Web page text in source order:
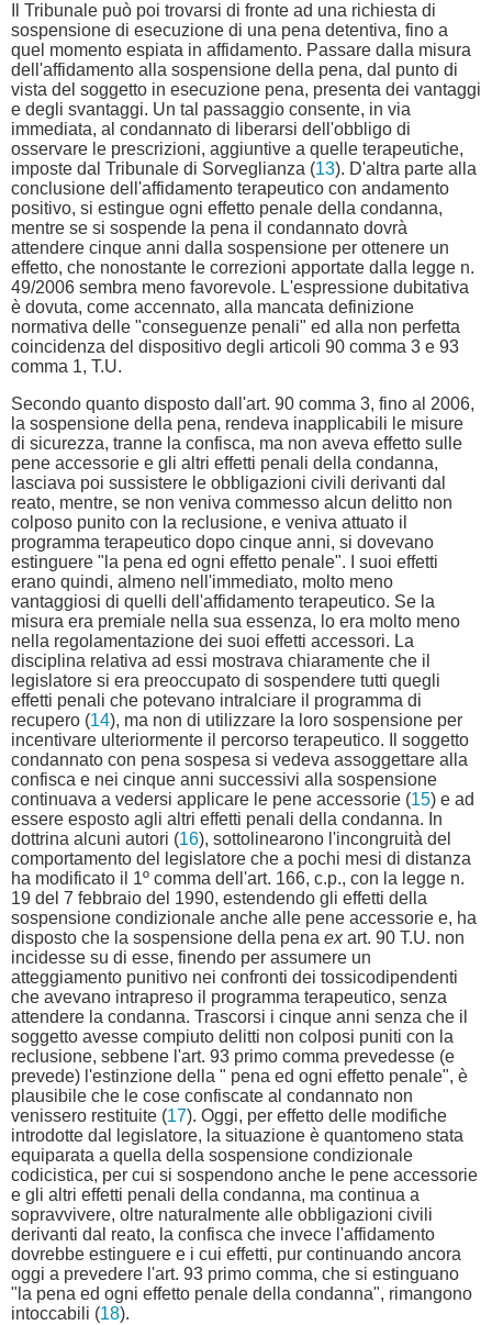
Il Tribunale può poi trovarsi di fronte ad una richiesta di
sospensione di esecuzione di una pena detentiva, fino a
quel momento espiata in affidamento. Passare dalla misura
dell'affidamento alla sospensione della pena, dal punto di
vista del soggetto in esecuzione pena, presenta dei vantaggi
e degli svantaggi. Un tal passaggio consente, in via
immediata, al condannato di liberarsi dell'obbligo di
osservare le prescrizioni, aggiuntive a quelle terapeutiche,
imposte dal Tribunale di Sorveglianza (13). D'altra parte alla
conclusione dell'affidamento terapeutico con andamento
positivo, si estingue ogni effetto penale della condanna,
mentre se si sospende la pena il condannato dovrà
attendere cinque anni dalla sospensione per ottenere un
effetto, che nonostante le correzioni apportate dalla legge n.
49/2006 sembra meno favorevole. L'espressione dubitativa
è dovuta, come accennato, alla mancata definizione
normativa delle "conseguenze penali" ed alla non perfetta
coincidenza del dispositivo degli articoli 90 comma 3 e 93
comma 1, T.U.
Secondo quanto disposto dall'art. 90 comma 3, fino al 2006,
la sospensione della pena, rendeva inapplicabili le misure
di sicurezza, tranne la confisca, ma non aveva effetto sulle
pene accessorie e gli altri effetti penali della condanna,
lasciava poi sussistere le obbligazioni civili derivanti dal
reato, mentre, se non veniva commesso alcun delitto non
colposo punito con la reclusione, e veniva attuato il
programma terapeutico dopo cinque anni, si dovevano
estinguere "la pena ed ogni effetto penale". I suoi effetti
erano quindi, almeno nell'immediato, molto meno
vantaggiosi di quelli dell'affidamento terapeutico. Se la
misura era premiale nella sua essenza, lo era molto meno
nella regolamentazione dei suoi effetti accessori. La
disciplina relativa ad essi mostrava chiaramente che il
legislatore si era preoccupato di sospendere tutti quegli
effetti penali che potevano intralciare il programma di
recupero (14), ma non di utilizzare la loro sospensione per
incentivare ulteriormente il percorso terapeutico. Il soggetto
condannato con pena sospesa si vedeva assoggettare alla
confisca e nei cinque anni successivi alla sospensione
continuava a vedersi applicare le pene accessorie (15) e ad
essere esposto agli altri effetti penali della condanna. In
dottrina alcuni autori (16), sottolinearono l'incongruità del
comportamento del legislatore che a pochi mesi di distanza
ha modificato il 1º comma dell'art. 166, c.p., con la legge n.
19 del 7 febbraio del 1990, estendendo gli effetti della
sospensione condizionale anche alle pene accessorie e, ha
disposto che la sospensione della pena exart. 90 T.U. non
incidesse su di esse, finendo per assumere un
atteggiamento punitivo nei confronti dei tossicodipendenti
che avevano intrapreso il programma terapeutico, senza
attendere la condanna. Trascorsi i cinque anni senza che il
soggetto avesse compiuto delitti non colposi puniti con la
reclusione, sebbene l'art. 93 primo comma prevedesse (e
prevede) l'estinzione della " pena ed ogni effetto penale", è
plausibile che le cose confiscate al condannato non
venissero restituite (17). Oggi, per effetto delle modifiche
introdotte dal legislatore, la situazione è quantomeno stata
equiparata a quella della sospensione condizionale
codicistica, per cui si sospendono anche le pene accessorie
e gli altri effetti penali della condanna, ma continua a
sopravvivere, oltre naturalmente alle obbligazioni civili
derivanti dal reato, la confisca che invece l'affidamento
dovrebbe estinguere e i cui effetti, pur continuando ancora
oggi a prevedere l'art. 93 primo comma, che si estinguano
"la pena ed ogni effetto penale della condanna", rimangono
intoccabili (18).